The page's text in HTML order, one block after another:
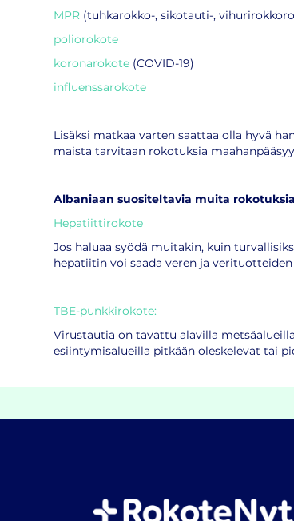
MPR (tuhkarokko-, sikotauti-,
poliorokote
koronarokote (COVID-19)
influenssarokote
Lisäksi matkaa varten saattaa olla hyvä
maista tarvitaan rokotuksia
Albaniaan suositeltavia muita
Hepatiittirokote
Jos haluaa syödä muitakin, kuin
hepatiitin voi saada veren ja
TBE-punkkirokote:
Virustautia on tavattu alavilla
esiintymisalueilla pitkään oleskelevat tai